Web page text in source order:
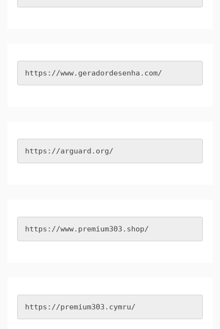
https://www.geradordesenha.com/
https://arguard.org/
https://www.premium303.shop/
https://premium303.cymru/